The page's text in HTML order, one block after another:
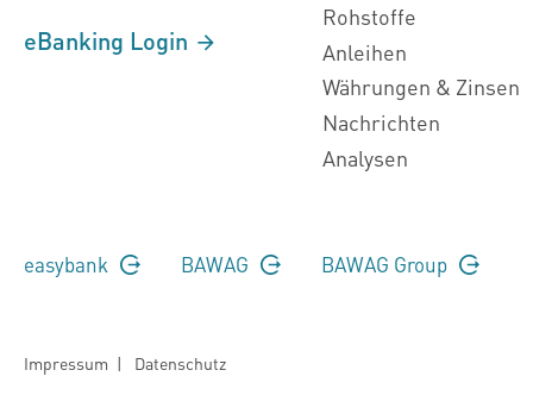
eBanking Login
Rohstoffe
Anleihen
Währungen & Zinsen
Nachrichten
Analysen
easybank BAWAG BAWAG Group
Impressum | Datenschutz